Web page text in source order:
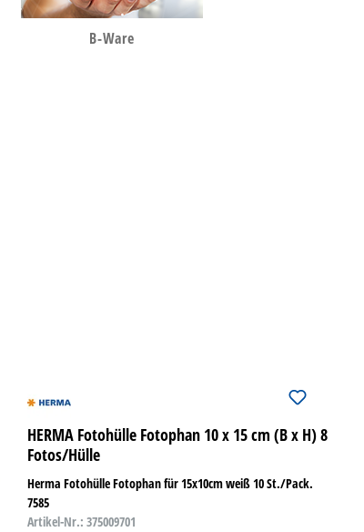
B-Ware
HERMA Fotohülle Fotophan 10 x 15 cm (B x H) 8
Fotos/Hülle
Herma Fotohülle Fotophan für 15x10cm weiß 10 St./Pack.
7585
Artikel-Nr.: 375009701